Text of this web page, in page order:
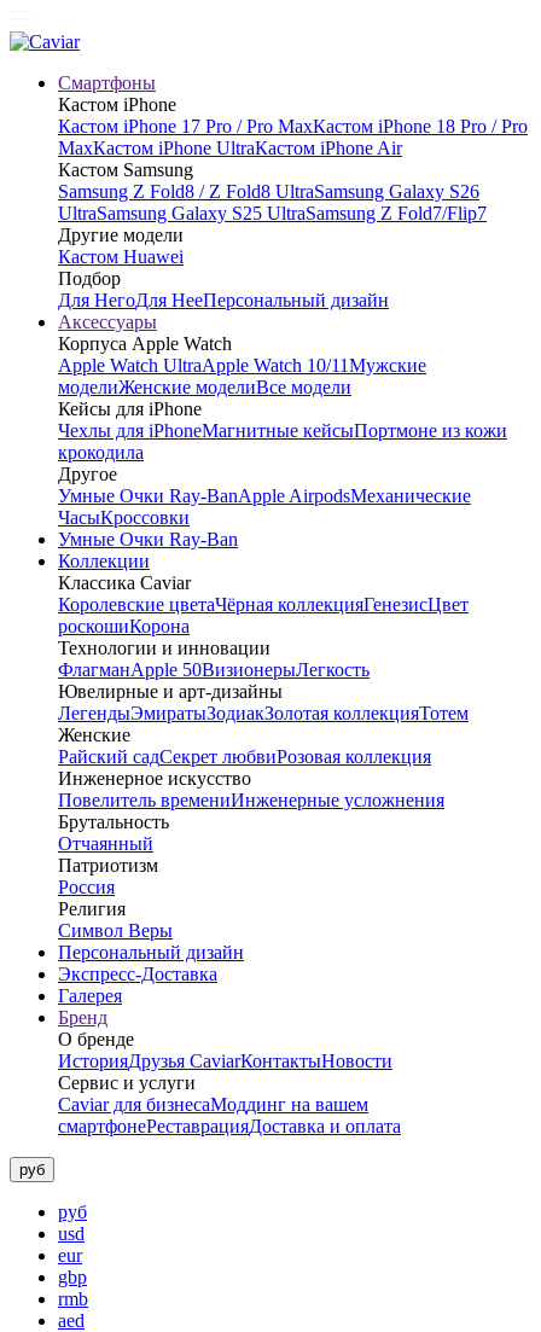
Смартфоны
Кастом iPhone
Кастом iPhone 17 Pro / Pro MaxКастом iPhone 18 Pro / Pro
MaxКастом iPhone UltraКастом iPhone Air
Кастом Samsung
Samsung Z Fold8 / Z Fold8 UltraSamsung Galaxy S26
UltraSamsung Galaxy S25 UltraSamsung Z Fold7/Flip7
Другие модели
Кастом Huawei
Подбор
Для НегоДля НееПерсональный дизайн
Аксессуары
Корпуса Apple Watch
Apple Watch UltraApple Watch 10/11Мужские
моделиЖенские моделиВсе модели
Кейсы для iPhone
Чехлы для iPhoneМагнитные кейсыПортмоне из кожи
крокодила
Другое
Умные Очки Ray-BanApple AirpodsМеханические
ЧасыКроссовки
Умные Очки Ray-Ban
Коллекции
Классика Caviar
Королевские цветаЧёрная коллекцияГенезисЦвет
роскошиКорона
Технологии и инновации
ФлагманApple 50ВизионерыЛегкость
Ювелирные и арт-дизайны
ЛегендыЭмиратыЗодиакЗолотая коллекцияТотем
Женские
Райский садСекрет любвиРозовая коллекция
Инженерное искусство
Повелитель времениИнженерные усложнения
Брутальность
Отчаянный
Патриотизм
Россия
Религия
Символ Веры
Персональный дизайн
Экспресс-Доставка
Галерея
Бренд
О бренде
ИсторияДрузья CaviarКонтактыНовости
Сервис и услуги
Caviar для бизнесаМоддинг на вашем
смартфонеРеставрацияДоставка и оплата
руб
руб
usd
eur
gbp
rmb
aed